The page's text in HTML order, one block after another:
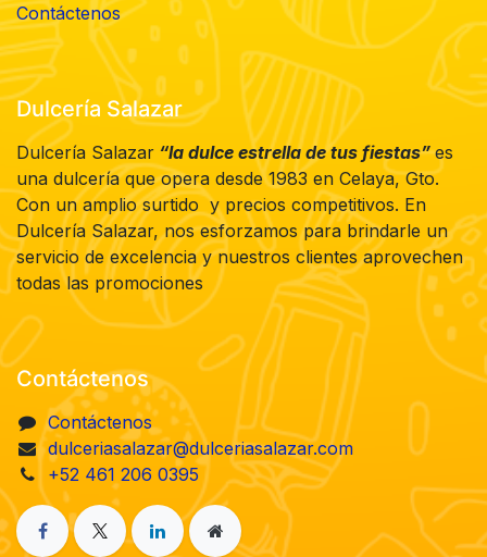
Contáctenos
Dulcería Salazar
Dulcería Salazar “la dulce estrella de tus fiestas”es
una dulcería que opera desde 1983 en Celaya, Gto.
Con un amplio surtido y precios competitivos. En
Dulcería Salazar, nos esforzamos para brindarle un
servicio de excelencia y nuestros clientes aprovechen
todas las promociones
Contáctenos
Contáctenos
dulceriasalazar@dulceriasalazar.com
+52 461 206 0395